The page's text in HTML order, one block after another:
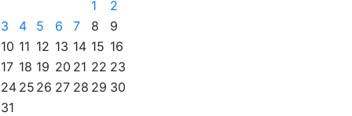
1
2
3
4 5 6 7 8
9
10 11 12 13 14 15 16
17 18 19 20 21 22 23
24 25 26 27 28 29 30
31